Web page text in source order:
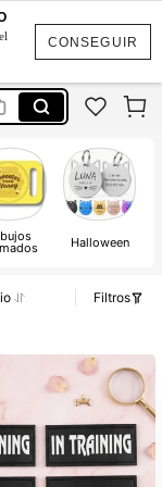
CONSEGUIR
Halloween
Filtros